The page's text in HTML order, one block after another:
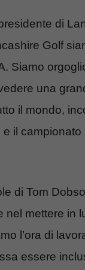
di
Golf
Siamo
una
il mondo,
il
di Tom
nel mettere in
l’ora di
essere